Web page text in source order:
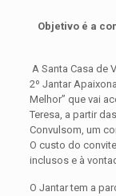
Objetivo é a
A Santa Casa de
2º Jantar
Melhor” que vai
Teresa, a partir
Convulsom, um
O custo do
inclusos e à
O Jantar tem a